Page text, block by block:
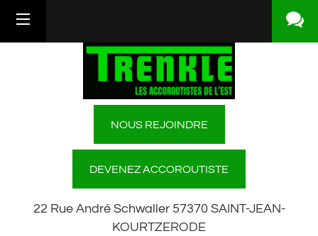
NOUS REJOINDRE
DEVENEZ ACCOROUTISTE
22 Rue André Schwaller 57370 SAINT-JEAN-
KOURTZERODE